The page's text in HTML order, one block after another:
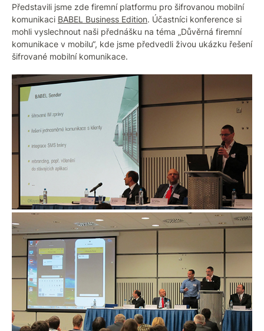
Představili jsme zde firemní platformu pro šifrovanou mobilní
komunikaci BABEL Business Edition. Účastníci konference si
mohli vyslechnout naši přednášku na téma „Důvěrná firemní
komunikace v mobilu“, kde jsme předvedli živou ukázku řešení
šifrované mobilní komunikace.